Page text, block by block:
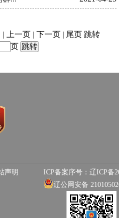
| 上一页 | 下一页| 尾页跳转
页
声明
ICP备案序号：辽ICP备
辽公网安备